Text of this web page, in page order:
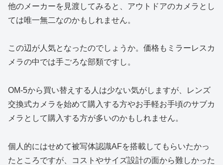
他のメーカーを見渡してみると、アウトドアのカメラとし
ては唯一無二なのかもしれません。
この辺が人気となったのでしょうか。価格もミラーレスカ
メラの中では手ごろな部類ですし。
OM-5から買い替えする人は少ない気がしますが、レンズ
交換式カメラを始めて購入する方やお手軽お手頃のサブカ
メラとして購入する方が多いのかもしれません。
個人的にはせめて被写体認識AFを搭載してもらいたかっ
たところですが、コストやサイズ設計の面から難しかった